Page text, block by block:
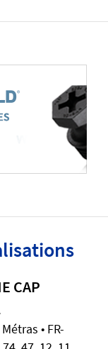
CAP
• FR-